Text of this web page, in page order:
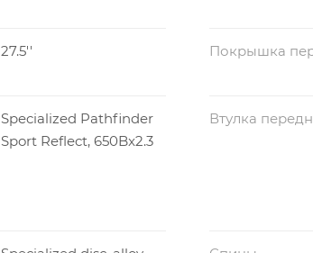
27.5'' Покрышка
Specialized Pathfinder
Sport Reflect, 650Bx2.3
Втулка